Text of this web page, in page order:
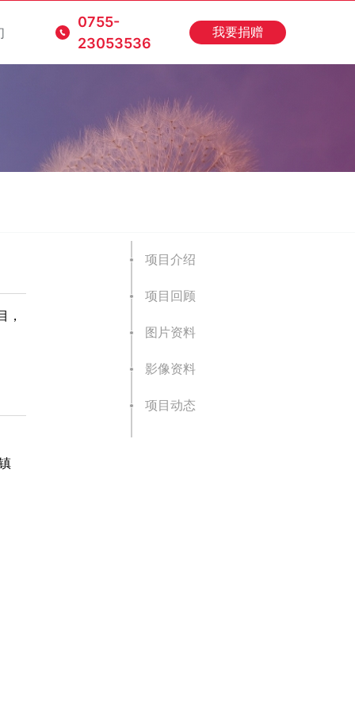
0755-
23053536
我要捐赠
，
项目介绍
项目回顾
图片资料
影像资料
项目动态